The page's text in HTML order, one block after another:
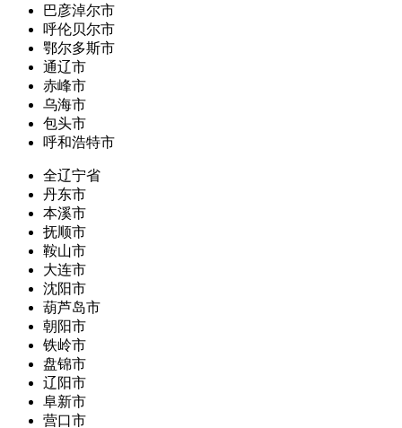
巴彦淖尔市
呼伦贝尔市
鄂尔多斯市
通辽市
赤峰市
乌海市
包头市
呼和浩特市
全辽宁省
丹东市
本溪市
抚顺市
鞍山市
大连市
沈阳市
葫芦岛市
朝阳市
铁岭市
盘锦市
辽阳市
阜新市
营口市